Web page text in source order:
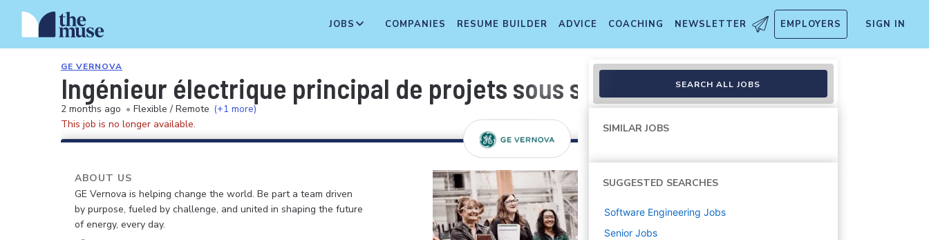
JOBS COMPANIES RESUME BUILDER ADVICE COACHING NEWSLETTER EMPLOYERS SIGN IN
GE VERNOVA
Ingénieur électrique principal de projets sous stations - Senior Electrical
2 months ago • Flexible / Remote (+1 more)
This job is no longer available.
ABOUT US
GE Vernova is helping change the world. Be part a team driven
by purpose, fueled by challenge, and united in shaping the future
of energy, every day.
SEARCH ALL JOBS
SIMILAR JOBS
SUGGESTED SEARCHES
Software Engineering Jobs
Senior Jobs